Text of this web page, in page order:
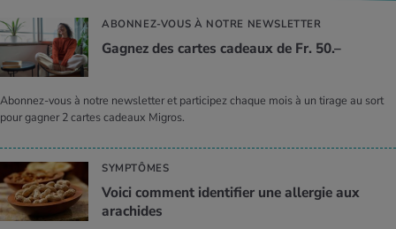
ABONNEZ-VOUS À NOTRE NEWSLETTER
Gagnez des cartes cadeaux de Fr. 50.–
Abonnez-vous à notre newsletter et participez chaque mois à un tirage au sort
pour gagner 2 cartes cadeaux Migros.
SYMPTÔMES
Voici comment identifier une allergie aux
arachides